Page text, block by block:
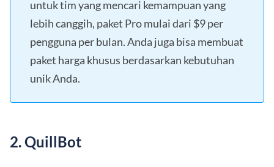
untuk tim yang mencari kemampuan yang
lebih canggih, paket Pro mulai dari $9 per
pengguna per bulan. Anda juga bisa membuat
paket harga khusus berdasarkan kebutuhan
unik Anda.
2. QuillBot